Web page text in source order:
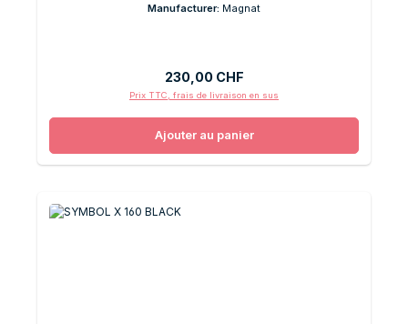
Manufacturer: Magnat
Prix régulier :
230,00 CHF
Prix TTC, frais de livraison en sus
Ajouter au panier